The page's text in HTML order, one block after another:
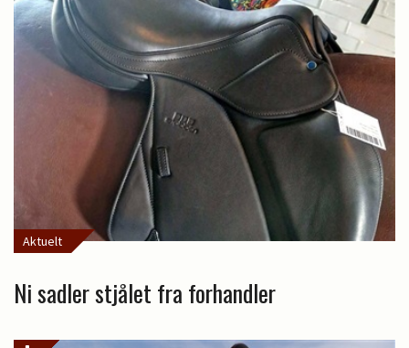
Aktuelt
Ni sadler stjålet fra forhandler